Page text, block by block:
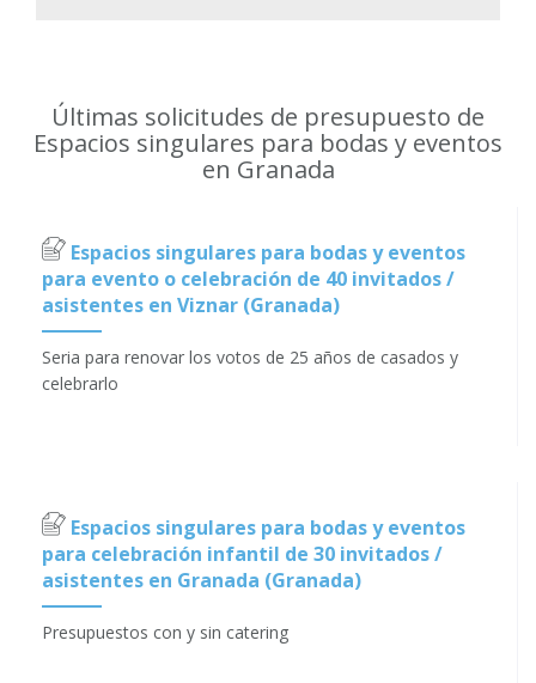
Últimas solicitudes de presupuesto de
Espacios singulares para bodas y eventos
en Granada
Espacios singulares para bodas y eventos
para evento o celebración de 40 invitados /
asistentes en Viznar (Granada)
Seria para renovar los votos de 25 años de casados y
celebrarlo
Espacios singulares para bodas y eventos
para celebración infantil de 30 invitados /
asistentes en Granada (Granada)
Presupuestos con y sin catering